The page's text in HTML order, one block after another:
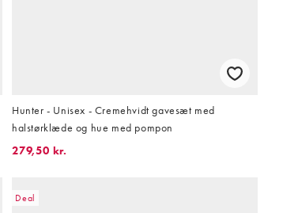
Hunter - Unisex - Cremehvidt gavesæt med
halstørklæde og hue med pompon
279,50 kr.
Deal